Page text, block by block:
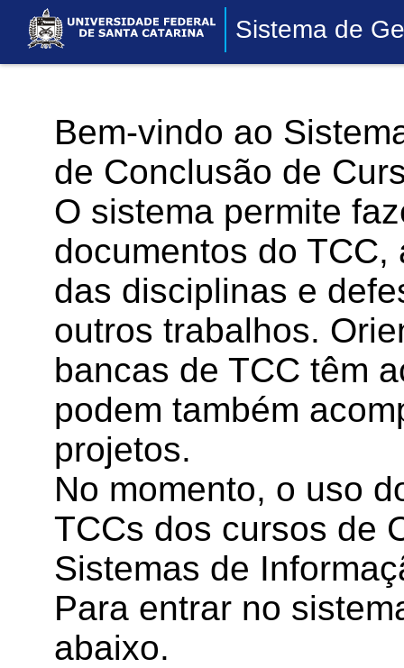
Sistema de
Bem-vindo ao
de Conclusão de
O sistema permite
documentos do
das disciplinas e
outros trabalhos.
bancas de TCC têm
podem também
projetos.
No momento, o uso
TCCs dos cursos de
Sistemas de
Para entrar no
abaixo.